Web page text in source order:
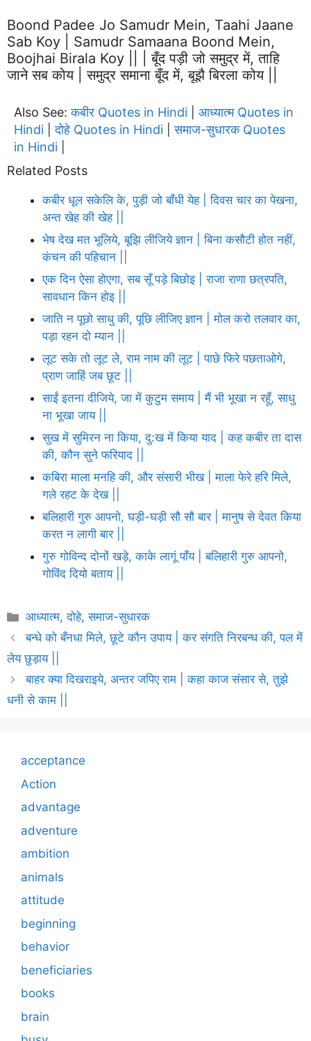
Boond Padee Jo Samudr Mein, Taahi Jaane
Sab Koy | Samudr Samaana Boond Mein,
Boojhai Birala Koy || | बूँद पड़ी जो समुद्र में, ताहि
जाने सब कोय | समुद्र समाना बूँद में, बूझै बिरला कोय ||
Also See:कबीर Quotes in Hindi
आध्यात्म Quotes in
Hindi |दोहे Quotes in Hindi |समाज-सुधारक Quotes
in Hindi
Related Posts
कबीर धूल सकेलि के, पुड़ी जो बाँधी येह | दिवस चार का पेखना,
अन्त खेह की खेह ||
भेष देख मत भूलिये, बूझि लीजिये ज्ञान | बिना कसौटी होत नहीं,
कंचन की पहिचान ||
एक दिन ऐसा होएगा, सब सूँ पड़े बिछोइ | राजा राणा छत्रपति,
सावधान किन होइ ||
जाति न पूछो साधु की, पूछि लीजिए ज्ञान | मोल करो तलवार का,
पड़ा रहन दो म्यान ||
लूट सके तो लूट ले, राम नाम की लूट | पाछे फिरे पछताओगे,
प्राण जाहिं जब छूट ||
साईं इतना दीजिये, जा में कुटुम समाय | मैं भी भूखा न रहूँ, साधु
ना भूखा जाय ||
सुख में सुमिरन ना किया, दु:ख में किया याद | कह कबीर ता दास
की, कौन सुने फरियाद ||
कबिरा माला मनहि की, और संसारी भीख | माला फेरे हरि मिले,
गले रहट के देख ||
बलिहारी गुरु आपनो, घड़ी-घड़ी सौ सौ बार | मानुष से देवत किया
करत न लागी बार ||
गुरु गोविन्द दोनों खड़े, काके लागूं पाँय | बलिहारी गुरु आपनो,
गोविंद दियो बताय ||
Categories
आध्यात्म,दोहे,समाज-सुधारक
बन्धे को बँनधा मिले, छूटे कौन उपाय | कर संगति निरबन्ध की, पल में
लेय छुड़ाय ||
बाहर क्या दिखराइये, अन्तर जपिए राम | कहा काज संसार से, तुझे
धनी से काम ||
acceptance
Action
advantage
adventure
ambition
animals
attitude
beginning
behavior
beneficiaries
books
brain